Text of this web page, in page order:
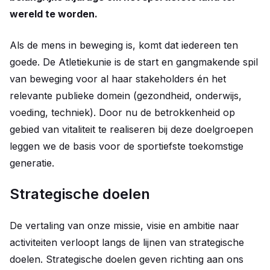
wereld te worden.
Als de mens in beweging is, komt dat iedereen ten
goede. De Atletiekunie is de start en gangmakende spil
van beweging voor al haar stakeholders én het
relevante publieke domein (gezondheid, onderwijs,
voeding, techniek). Door nu de betrokkenheid op
gebied van vitaliteit te realiseren bij deze doelgroepen
leggen we de basis voor de sportiefste toekomstige
generatie.
Strategische doelen
De vertaling van onze missie, visie en ambitie naar
activiteiten verloopt langs de lijnen van strategische
doelen. Strategische doelen geven richting aan ons